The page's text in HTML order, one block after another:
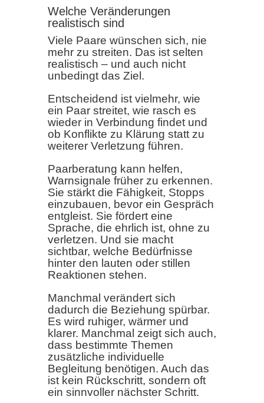
Welche Veränderungen
realistisch sind
Viele Paare wünschen sich, nie
mehr zu streiten. Das ist selten
realistisch – und auch nicht
unbedingt das Ziel.
Entscheidend ist vielmehr, wie
ein Paar streitet, wie rasch es
wieder in Verbindung findet und
ob Konflikte zu Klärung statt zu
weiterer Verletzung führen.
Paarberatung kann helfen,
Warnsignale früher zu erkennen.
Sie stärkt die Fähigkeit, Stopps
einzubauen, bevor ein Gespräch
entgleist. Sie fördert eine
Sprache, die ehrlich ist, ohne zu
verletzen. Und sie macht
sichtbar, welche Bedürfnisse
hinter den lauten oder stillen
Reaktionen stehen.
Manchmal verändert sich
dadurch die Beziehung spürbar.
Es wird ruhiger, wärmer und
klarer. Manchmal zeigt sich auch,
dass bestimmte Themen
zusätzliche individuelle
Begleitung benötigen. Auch das
ist kein Rückschritt, sondern oft
ein sinnvoller nächster Schritt.